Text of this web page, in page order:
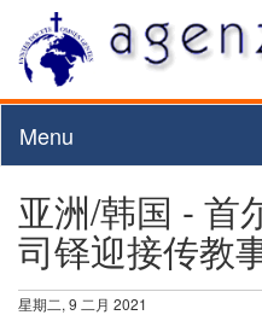
Menu
亚洲/韩国 - 首
司铎迎接传教
星期二, 9 二月 2021